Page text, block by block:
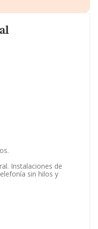
Instalaciones de
sin hilos y
complementaria.